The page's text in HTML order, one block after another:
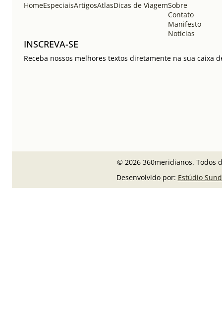
HomeEspeciaisArtigosAtlasDicas de ViagemSobre
Contato
Manifesto
Notícias
INSCREVA-SE
Receba nossos melhores textos diretamente na sua caixa
© 2026 360meridianos. Todos
Desenvolvido por: Estúdio